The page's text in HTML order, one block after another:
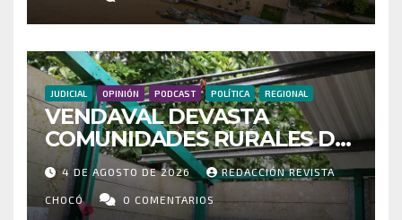
CONECTIVIDAD
JUDICIAL OPINIÓN PODCAST POLÍTICA REGIONAL
VENDAVAL DEVASTA
COMUNIDADES RURALES DE
RIOSUCIO: ESCUELAS,
VIVIENDAS Y CEMENTERIO
ENTRE LOS AFECTADOS
4 DE AGOSTO DE 2026 REDACCIÓN REVISTA
CHOCÓ 0 COMENTARIOS